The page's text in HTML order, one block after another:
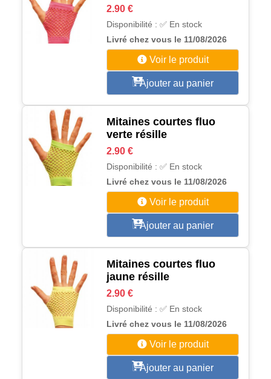
2.90 €
Disponibilité : ✅ En stock
Livré chez vous le 11/08/2026
Voir le produit
Ajouter au panier
Mitaines courtes fluo
verte résille
2.90 €
Disponibilité : ✅ En stock
Livré chez vous le 11/08/2026
Voir le produit
Ajouter au panier
Mitaines courtes fluo
jaune résille
2.90 €
Disponibilité : ✅ En stock
Livré chez vous le 11/08/2026
Voir le produit
Ajouter au panier